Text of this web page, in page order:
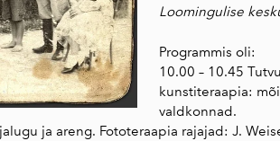
Loomingulise
Programmis oli:
10.00 – 10.45
kunstiteraapia:
valdkonnad.
ja areng. Fototeraapia rajajad: J.